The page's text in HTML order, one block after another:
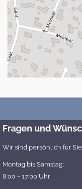
Fragen und
Wir sind persönlich für Sie
Montag bis Samstag:
8:00 – 17:00 Uhr